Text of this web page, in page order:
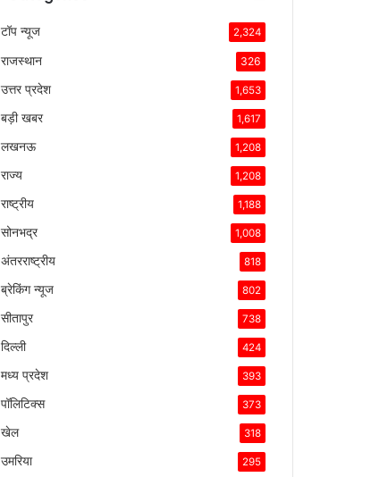
टॉप न्यूज 2,324
राजस्थान 326
उत्तर प्रदेश 1,653
बड़ी खबर 1,617
लखनऊ 1,208
राज्य 1,208
राष्ट्रीय 1,188
सोनभद्र 1,008
अंतरराष्ट्रीय 818
ब्रेकिंग न्यूज 802
सीतापुर 738
दिल्ली 424
मध्य प्रदेश 393
पॉलिटिक्स 373
खेल 318
उमरिया 295